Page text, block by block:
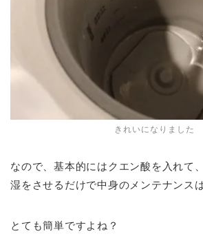
きれいになりました
なので、基本的にはクエン酸を入れて
湿をさせるだけで中身のメンテナンス
とても簡単ですよね？